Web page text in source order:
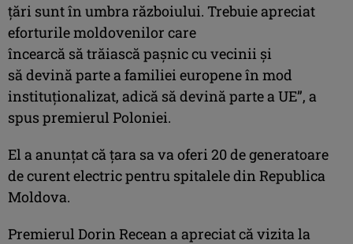
ţări sunt în umbra războiului. Trebuie apreciat
eforturile moldovenilor care
încearcă să trăiască paşnic cu vecinii şi
să devină parte a familiei europene în mod
instituţionalizat, adică să devină parte a UE”, a
spus premierul Poloniei.
El a anunţat că ţara sa va oferi 20 de generatoare
de curent electric pentru spitalele din Republica
Moldova.
Premierul Dorin Recean a apreciat că vizita la